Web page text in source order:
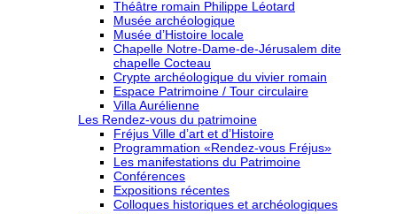
Théâtre romain Philippe Léotard
Musée archéologique
Musée d’Histoire locale
Chapelle Notre-Dame-de-Jérusalem dite
chapelle Cocteau
Crypte archéologique du vivier romain
Espace Patrimoine / Tour circulaire
Villa Aurélienne
Les Rendez-vous du patrimoine
Fréjus Ville d’art et d’Histoire
Programmation «Rendez-vous Fréjus»
Les manifestations du Patrimoine
Conférences
Expositions récentes
Colloques historiques et archéologiques